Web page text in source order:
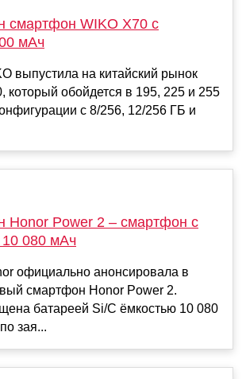
смартфон WIKO X70 с
мАч
выпустила на китайский рынок
который обойдется в 195, 225 и 255
с 8/256, 12/256 ГБ и
Honor Power 2 – смартфон с
10 080 мАч
официально анонсировала в
смартфон Honor Power 2.
батареей Si/C ёмкостью 10 080
зая...